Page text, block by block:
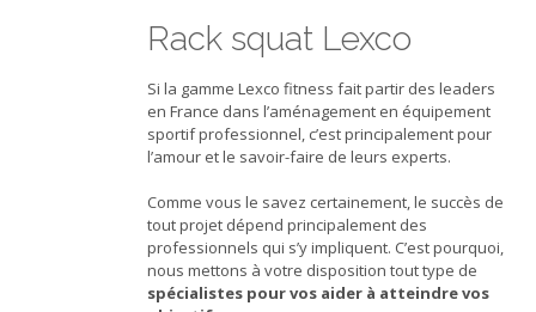
Rack squat Lexco
Si la gamme Lexco fitness fait partir des leaders
en France dans l’aménagement en équipement
sportif professionnel, c’est principalement pour
l’amour et le savoir-faire de leurs experts.
Comme vous le savez certainement, le succès de
tout projet dépend principalement des
professionnels qui s’y impliquent. C’est pourquoi,
nous mettons à votre disposition tout type de
spécialistes pour vos aider à atteindre vos